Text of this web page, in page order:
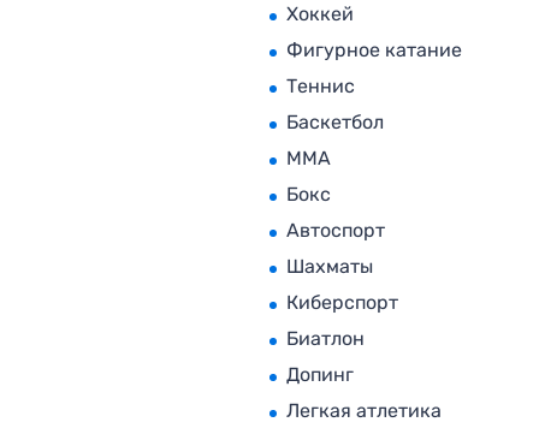
Хоккей
Фигурное катание
Теннис
Баскетбол
MMA
Бокс
Автоспорт
Шахматы
Киберспорт
Биатлон
Допинг
Легкая атлетика